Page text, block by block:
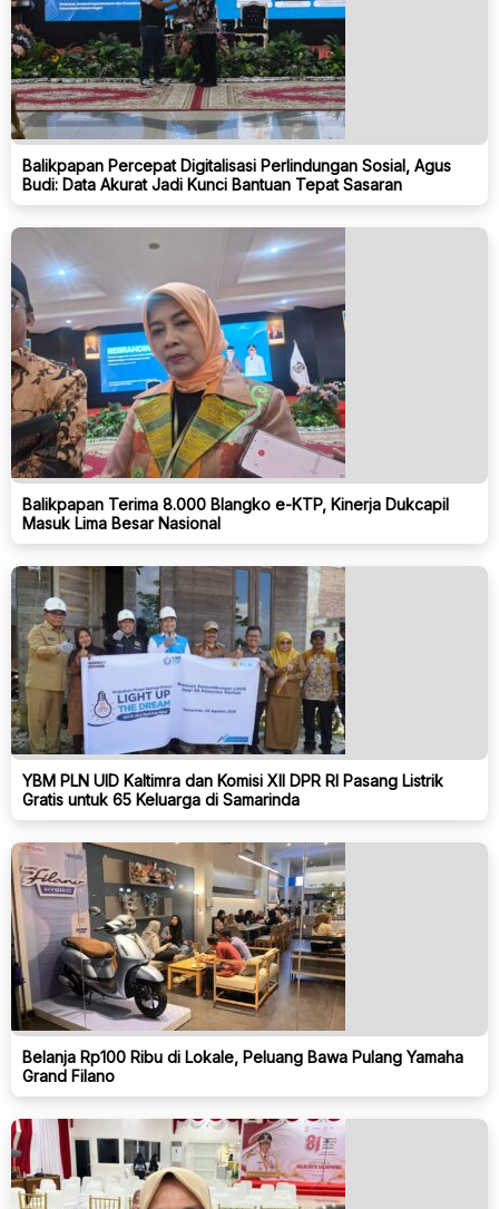
Balikpapan Percepat Digitalisasi Perlindungan Sosial, Agus
Budi: Data Akurat Jadi Kunci Bantuan Tepat Sasaran
Balikpapan Terima 8.000 Blangko e-KTP, Kinerja Dukcapil
Masuk Lima Besar Nasional
YBM PLN UID Kaltimra dan Komisi XII DPR RI Pasang Listrik
Gratis untuk 65 Keluarga di Samarinda
Belanja Rp100 Ribu di Lokale, Peluang Bawa Pulang Yamaha
Grand Filano